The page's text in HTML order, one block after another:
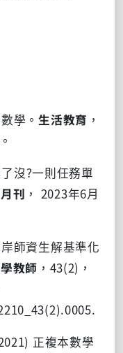
學。生活教育 ，
。
沒?一則任務單
刊 ， 2023年6月
岸師資生解基準化
教師 ， 43(2) ，
正複本數學